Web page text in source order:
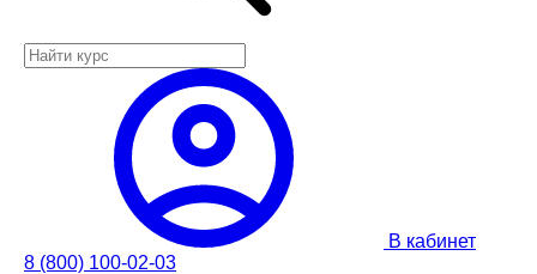
В кабинет
8 (800) 100-02-03